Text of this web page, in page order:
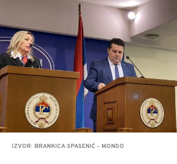
IZVOR: BRANKICA SPASENIĆ - MONDO